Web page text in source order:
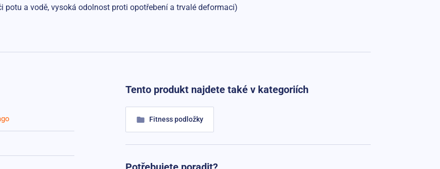
potu a vodě, vysoká odolnost proti opotřebení a trvalé deformaci)
Tento produkt najdete také v kategoriích
Fitness podložky